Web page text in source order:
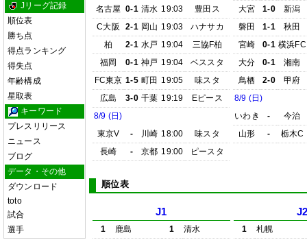
Jリーグ記録
順位表
勝ち点
得点ランキング
得失点
年齢構成
星取表
キーワード
プレスリリース
ニュース
ブログ
データ・その他
ダウンロード
toto
試合
選手
名古屋 0-1 清水 19:03
豊田ス
C大阪
2-1 岡山 19:03
ハナサカ
柏
2-1 水戸 19:04
三協F柏
福岡
0-1 神戸 19:04
ベススタ
FC東京 1-5 町田 19:05
味スタ
広島
3-0 千葉 19:19
Eピース
8/9 (日)
東京V
- 川崎 18:00
味スタ
長崎
- 京都 19:00 ピースタ
大宮
1-0
新潟
磐田
1-1
秋田
宮崎
0-1 横浜FC
大分
0-1
湘南
鳥栖
2-0
甲府
8/9 (日)
いわき
-
今治
山形
- 栃木C
順位表
J1
1 鹿島 1
清水
1
札幌